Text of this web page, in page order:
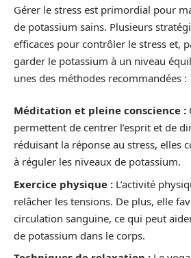
Gérer le stress est primordial pour
de potassium sains. Plusieurs
efficaces pour contrôler le stress et,
garder le potassium à un niveau
unes des méthodes recommandées :
Méditation et pleine conscience :
permettent de centrer l’esprit et de
réduisant la réponse au stress, elles
à réguler les niveaux de potassium.
Exercice physique : L’activité
relâcher les tensions. De plus, elle
circulation sanguine, ce qui peut
de potassium dans le corps.